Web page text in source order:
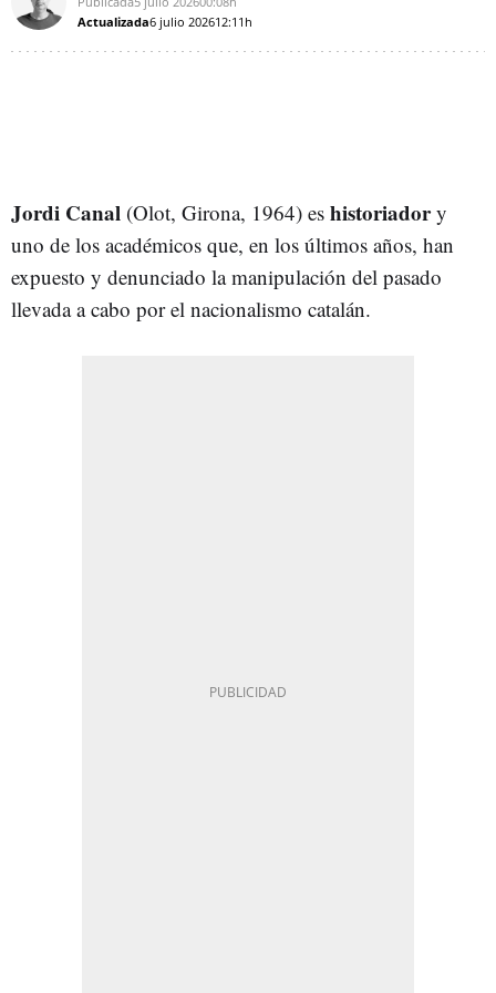
Actualizada6 julio 202612:11h
Jordi Canal (Olot, Girona, 1964) es historiadory
uno de los académicos que, en los últimos años, han
expuesto y denunciado la manipulación del pasado
llevada a cabo por el nacionalismo catalán.